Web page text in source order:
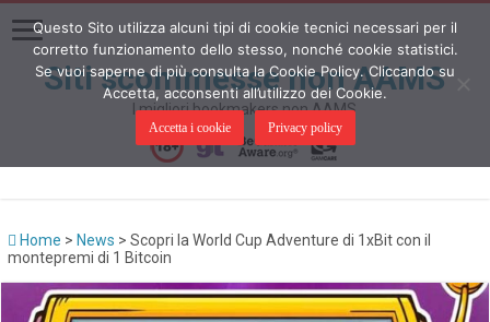
Siti scommesse non AAMS
I migliori bookmakers non AAMS
Home > News > Scopri la World Cup Adventure di 1xBit con il
montepremi di 1 Bitcoin
Questo Sito utilizza alcuni tipi di cookie tecnici necessari per il
corretto funzionamento dello stesso, nonché cookie statistici.
Se vuoi saperne di più consulta la Cookie Policy. Cliccando su
Accetta, acconsenti all’utilizzo dei Cookie.
Accetta i cookie Privacy policy